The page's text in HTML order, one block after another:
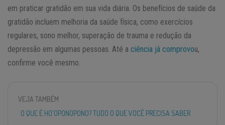
em praticar gratidão em sua vida diária. Os benefícios de saúde da
gratidão incluem melhoria da saúde física, como exercícios
regulares, sono melhor, superação de trauma e redução da
depressão em algumas pessoas. Até a ciência já comprovou,
confirme você mesmo.
VEJA TAMBÉM
O QUE É HO'OPONOPONO? TUDO O QUE VOCÊ PRECISA SABER